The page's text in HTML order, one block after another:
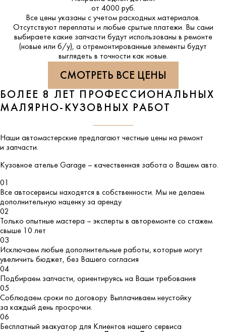
от 4000 руб.
Все цены указаны с учетом расходных материалов.
Отсутствуют переплаты и любые срытые платежи. Вы сами
выбираете какие запчасти будут использованы в ремонте
(новые или б/у), а отремонтированные элементы будут
выглядеть в точности как новые.
СМОТРЕТЬ ВСЕ ЦЕНЫ
БОЛЕЕ 8 ЛЕТ ПРОФЕССИОНАЛЬНЫХ
МАЛЯРНО-КУЗОВНЫХ РАБОТ
Наши автомастерские предлагают честные цены на ремонт
и запчасти.
Кузовное ателье Garage – качественная забота о Вашем авто.
01
Все автосервисы находятся в собственности. Мы не делаем
дополнительную наценку за аренду
02
Только опытные мастера – эксперты в авторемонте со стажем
свыше 10 лет
03
Исключаем любые дополнительные работы, которые могут
увеличить бюджет, без Вашего согласия
04
Подбираем запчасти, ориентируясь на Ваши требования
05
Соблюдаем сроки по договору. Выплачиваем неустойку
за каждый день просрочки.
06
Бесплатный эвакуатор для Клиентов нашего сервиса